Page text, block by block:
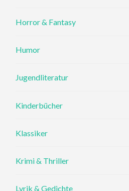
Horror & Fantasy
Humor
Jugendliteratur
Kinderbücher
Klassiker
Krimi & Thriller
Lyrik & Gedichte